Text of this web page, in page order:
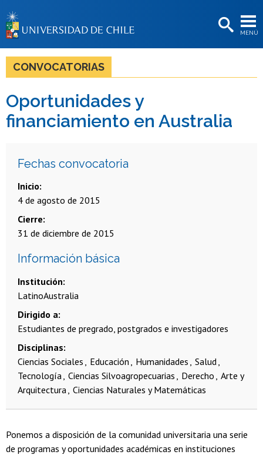
MENÚ
BIBLIOTECAS
LA UNIVERSIDAD
Estudiantes
Funcionarias/os
CONVOCATORIAS
Oportunidades y
financiamiento en Australia
Fechas convocatoria
Inicio
4 de agosto de 2015
Cierre
31 de diciembre de 2015
Información básica
Institución
LatinoAustralia
Dirigido a
Estudiantes de pregrado, postgrados e investigadores
Disciplinas
Ciencias Sociales
Educación Humanidades Salud
Tecnología Ciencias Silvoagropecuarias Derecho Arte y
Arquitectura Ciencias Naturales y Matemáticas
Ponemos a disposición de la comunidad universitaria una serie
de programas y oportunidades académicas en instituciones